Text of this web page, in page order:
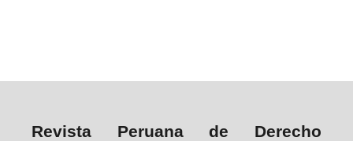
Revista Peruana de Derecho